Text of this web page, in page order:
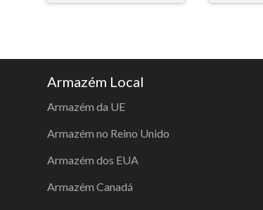
Armazém Local
Armazém da UE
Armazém no Reino Unido
Armazém dos EUA
Armazém Canadá